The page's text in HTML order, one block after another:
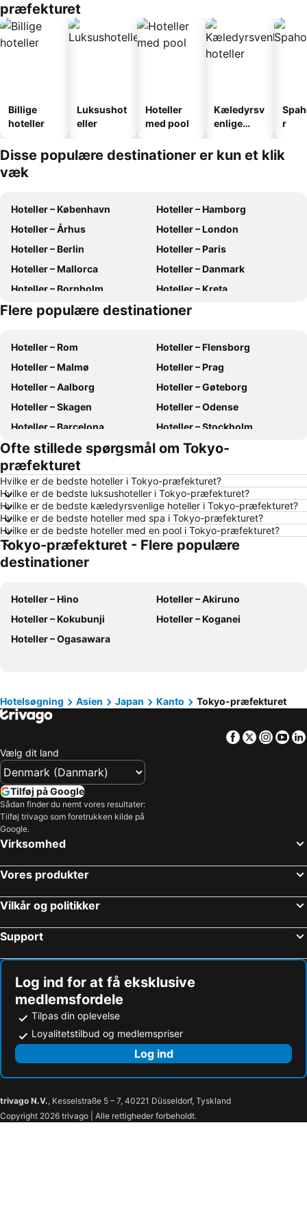
præfekturet
Billige
hoteller
Luksushot
eller
Hoteller
med pool
Kæledyrsv
enlige
r
Disse populære destinationer er kun et klik
væk
Hoteller – København
Hoteller – Hamborg
Hoteller – Århus
Hoteller – London
Hoteller – Berlin
Hoteller – Paris
Hoteller – Mallorca
Hoteller – Danmark
Hoteller – Bornholm
Hoteller – Kreta
Hoteller – Antalya
Hoteller – Rhodos
Flere populære destinationer
Hoteller – Rom
Hoteller – Flensborg
Hoteller – Malmø
Hoteller – Prag
Hoteller – Aalborg
Hoteller – Gøteborg
Hoteller – Skagen
Hoteller – Odense
Hoteller – Barcelona
Hoteller – Stockholm
Hoteller – Amsterdam
Hoteller – Málaga
Hoteller – Alanya
Hoteller – Sønderborg
Hoteller – Budapest
Hoteller – Edinburgh
Hoteller – Gdańsk
Hoteller – Vejle
Hoteller – Fyn
Hoteller – Phuket
Hoteller – Region Sjælland
Hoteller – Grækenland
Hoteller – Gardasøen
Hoteller – Sønderjylland
Hoteller – Maldiverne
Hoteller – Skåne län
Hoteller – Gran Canaria
Hoteller – Region Syddanmark
Hoteller – Malta
Ofte stillede spørgsmål om Tokyo-
præfekturet
Hvilke er de bedste hoteller i Tokyo-præfekturet?
Hvilke er de bedste luksushoteller i Tokyo-præfekturet?
Hvilke er de bedste kæledyrsvenlige hoteller i Tokyo-præfekturet?
Hvilke er de bedste hoteller med spa i Tokyo-præfekturet?
Hvilke er de bedste hoteller med en pool i Tokyo-præfekturet?
Tokyo-præfekturet - Flere populære
destinationer
Hoteller – Hino
Hoteller – Akiruno
Hoteller – Kokubunji
Hoteller – Koganei
Hoteller – Ogasawara
Hotelsøgning Asien Japan Kanto Tokyo-præfekturet
Facebook
Twitter
Vælg dit land
Tilføj på Google
Sådan finder du nemt vores resultater:
Tilføj trivago som foretrukken kilde på
Google.
Virksomhed
Vores produkter
Vilkår og politikker
Support
Log ind for at få eksklusive
medlemsfordele
Tilpas din oplevelse
Loyalitetstilbud og medlemspriser
Log ind
trivago N.V., Kesselstraße 5 – 7, 40221 Düsseldorf, Tyskland
Copyright 2026 trivago | Alle rettigheder forbeholdt.